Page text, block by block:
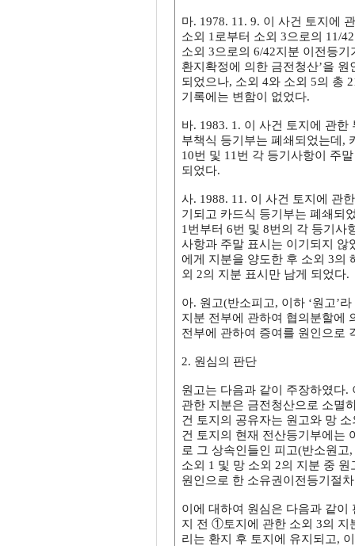
마. 1978. 11. 9. 이 사건 토지에
소외 1로부터 소외 3으로의 11/
소외 3으로의 6/42지분 이전등
환지확정에 의한 금전청산’을
되었으나, 소외 4와 소외 5의 총
기록에는 변함이 없었다.
바. 1983. 1. 이 사건 토지에 관
부책식 등기부는 폐쇄되었는데,
10번 및 11번 각 등기사항이 주
되었다.
사. 1988. 11. 이 사건 토지에 관
기되고 카드식 등기부는 폐쇄되
1번부터 6번 및 8번의 각 등기사
사항과 주말 표시는 이기되지 않
에게 지분을 양도한 후 소외 3의
외 2의 지분 표시만 남게 되었다.
아. 원고(반소피고, 이하 ‘원고’
지분 전부에 관하여 협의분할에
전부에 관하여 증여를 원인으로
2. 원심의 판단
원고는 다음과 같이 주장하였다
관한 지분은 금전청산으로 소멸
건 토지의 공유자는 원고와 망
건 토지의 현재 전산등기부에는
로 그 상속인들인 피고(반소원고
소외 1 및 망 소외 2의 지분 중
원인으로 한 소유권이전등기절
이에 대하여 원심은 다음과 같
지 전 ①토지에 관한 소외 3의 지
리는 환지 후 토지에 유지되고,